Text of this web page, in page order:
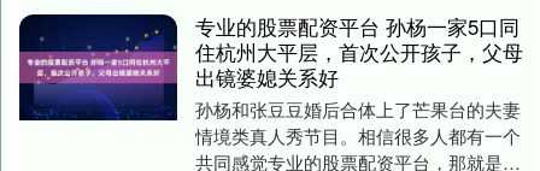
专业的股票配资平台 孙杨一家5口同
住杭州大平层，首次公开孩子，父母
出镜婆媳关系好
孙杨和张豆豆婚后合体上了芒果台的夫妻
情境类真人秀节目。相信很多人都有一个
共同感觉专业的股票配资平台，那就是孙